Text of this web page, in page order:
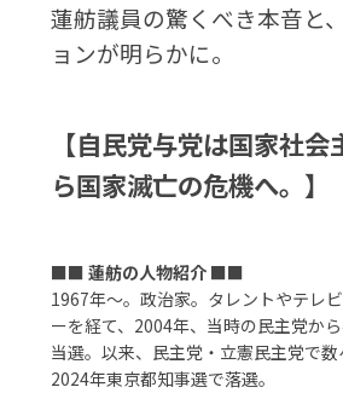
蓮舫議員の驚くべき本音と
ョンが明らかに。
【自民党与党は国家社
ら国家滅亡の危機へ。】
■■蓮舫の人物紹介 ■■
1967年～。政治家。タレントやテレ
ーを経て、2004年、当時の民主党か
当選。以来、民主党・立憲民主党で数
2024年東京都知事選で落選。